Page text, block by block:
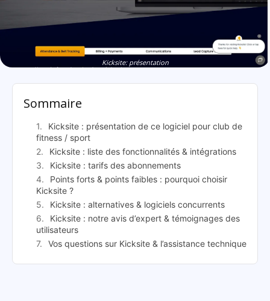
Kicksite: présentation
Sommaire
Kicksite : présentation de ce logiciel pour club de
fitness / sport
Kicksite : liste des fonctionnalités & intégrations
Kicksite : tarifs des abonnements
Points forts & points faibles : pourquoi choisir
Kicksite ?
Kicksite : alternatives & logiciels concurrents
Kicksite : notre avis d’expert & témoignages des
utilisateurs
Vos questions sur Kicksite & l’assistance technique